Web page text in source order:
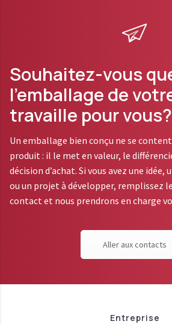
Souhaitez-vous
l’emballage de
travaille pour vous?
Un emballage bien conçu ne se
produit : il le met en valeur, le
décision d’achat. Si vous avez une
ou un projet à développer, remplissez
contact et nous prendrons en charge
Aller aux contacts
Entreprise